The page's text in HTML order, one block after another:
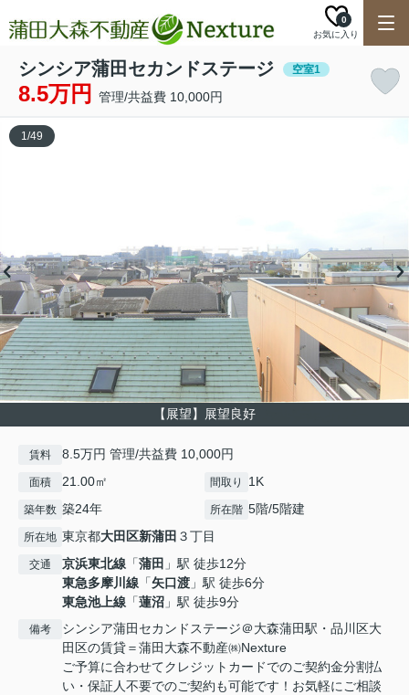
お気に入り
0
シンシア蒲田セカンドステージ 空室1
8.5万円 管理/共益費 10,000円
【展望】展望良好
1/49
賃料 8.5万円 管理/共益費 10,000円
面積 21.00㎡ 間取り 1K
築年数 築24年 所在階 5階/5階建
所在地 東京都大田区新蒲田 ３丁目
交通 京浜東北線 「蒲田 」駅 徒歩12分
東急多摩川線 「矢口渡 」駅 徒歩6分
東急池上線 「蓮沼 」駅 徒歩9分
備考
シンシア蒲田セカンドステージ＠大森蒲田駅・品川区大
田区の賃貸＝蒲田大森不動産㈱Nexture
ご予算に合わせてクレジットカードでのご契約金分割払
い・保証人不要でのご契約も可能です！お気軽にご相談